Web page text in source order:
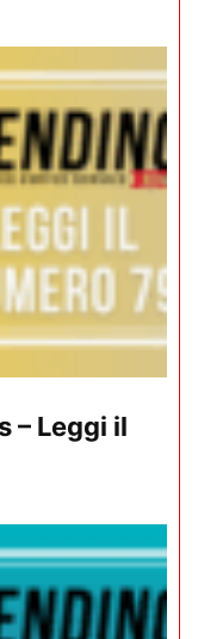
– Leggi il